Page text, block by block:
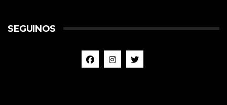
SEGUINOS